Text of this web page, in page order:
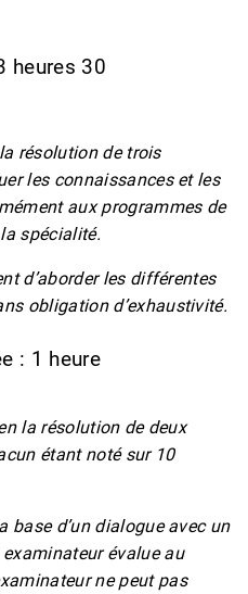
heures 30
résolution de trois
les connaissances et les
aux programmes de
spécialité.
d’aborder les différentes
obligation d’exhaustivité.
: 1 heure
la résolution de deux
étant noté sur 10
base d’un dialogue avec un
évalue au
ne peut pas